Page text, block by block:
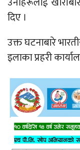
दिए ।
उक्त घटनाबारे
इलाका प्रहरी